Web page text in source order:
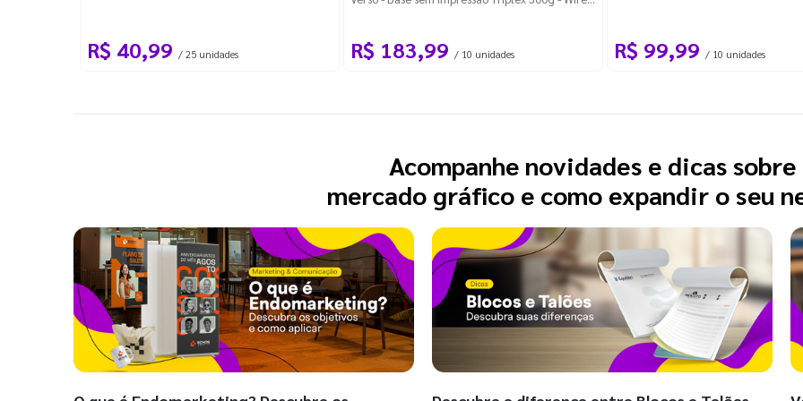
R$ 40,99 / 25 unidades R$ 183,99 / 10 unidades R$ 99,99 / 10 unidades
Acompanhe novidades e dicas sobre
mercado gráfico e como expandir o seu